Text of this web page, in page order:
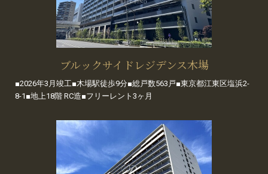
ブルックサイドレジデンス木場
■2026年3月竣工■木場駅徒歩9分■総戸数563戸■東京都江東区塩浜2-
8-1■地上18階 RC造■フリーレント3ヶ月